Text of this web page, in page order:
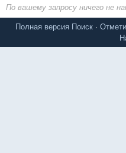
По вашему запросу ничего не
Полная версия Поиск ·